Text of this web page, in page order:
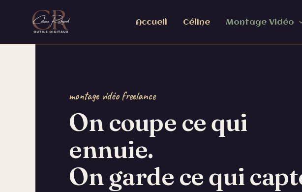
principal
Accueil Céline Montage Vidéo
montage vidéo freelance
On coupe ce qui
ennuie.
On garde ce qui